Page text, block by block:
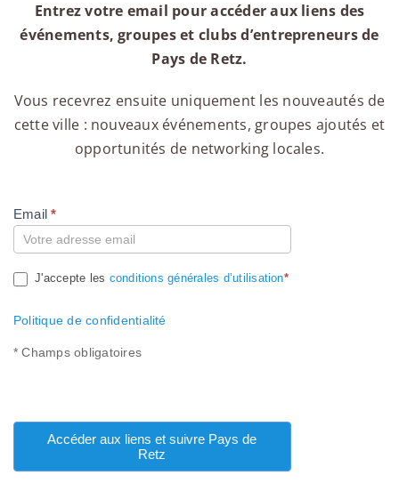
Entrez votre email pour accéder aux liens des
événements, groupes et clubs d’entrepreneurs de
Pays de Retz.
Vous recevrez ensuite uniquement les nouveautés de
cette ville : nouveaux événements, groupes ajoutés et
opportunités de networking locales.
Compte
Email*
J'accepte les conditions générales d’utilisation*
Politique de confidentialité
* Champs obligatoires
Accéder aux liens et suivre Pays de
Retz